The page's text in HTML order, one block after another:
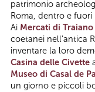
patrimonio
Roma, dentro e fuori
Ai Mercati di Traiano
coetanei nell'antica
inventare la loro
Casina delle Civette
Museo di Casal de
un giorno e piccoli